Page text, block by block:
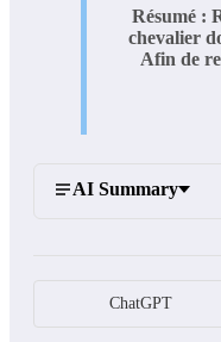
Résumé :
chevalier
Afin de
AI Summary
ChatGPT